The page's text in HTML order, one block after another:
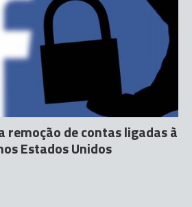
remoção de contas ligadas à
Estados Unidos